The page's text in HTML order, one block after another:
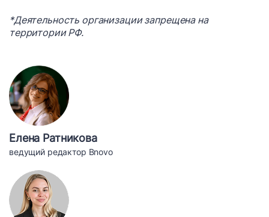
*Деятельность организации запрещена на
территории РФ.
Елена Ратникова
ведущий редактор Bnovo